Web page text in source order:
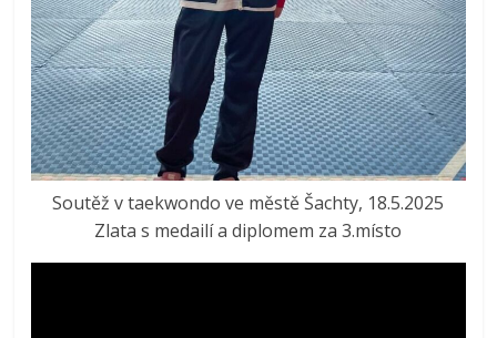
Soutěž v taekwondo ve městě Šachty, 18.5.2025
Zlata s medailí a diplomem za 3.místo